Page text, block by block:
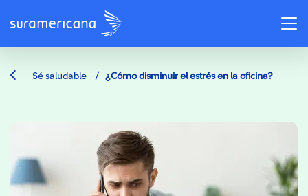
Sé saludable / ¿Cómo disminuir el estrés en la oficina?